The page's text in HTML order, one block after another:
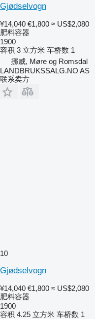
Gjødselvogn
¥14,040 €1,800 ≈ US$2,080
肥料容器
1900
容积 3 立方米 车桥数 1
挪威, Møre og Romsdal
LANDBRUKSSALG.NO AS
联系卖方
10
Gjødselvogn
¥14,040 €1,800 ≈ US$2,080
肥料容器
1900
容积 4.25 立方米 车桥数 1